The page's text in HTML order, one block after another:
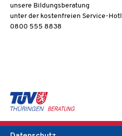
unsere Bildungsberatung
unter der kostenfreien Service-
0800 555 8838